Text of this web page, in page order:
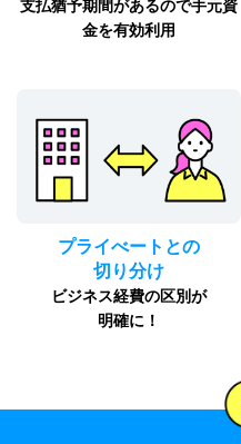
支払猶予期間があるので手元資
金を有効利用
プライべートとの
切り分け
ビジネス経費の区別が
明確に！